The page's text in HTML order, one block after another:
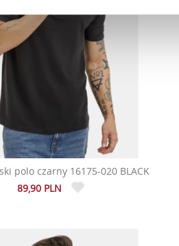
polo czarny 16175-020 BLACK
89,90 PLN